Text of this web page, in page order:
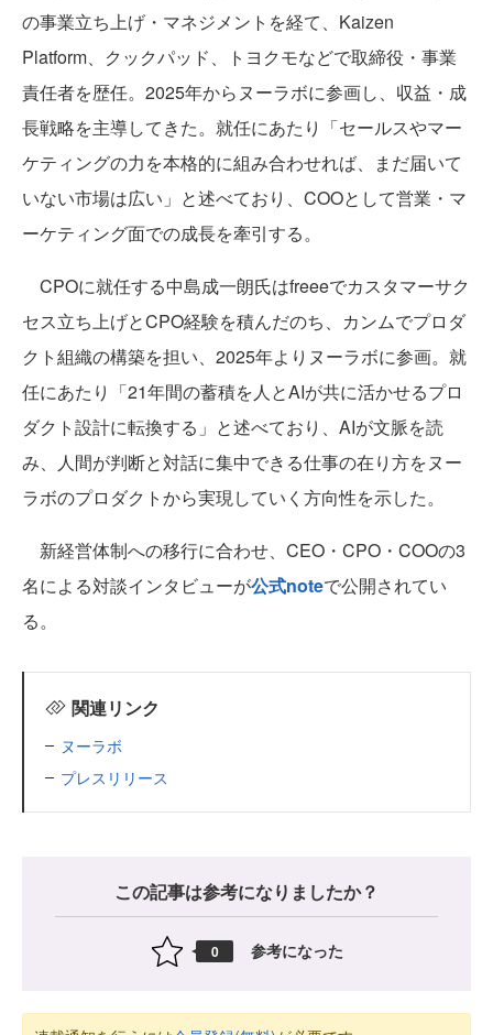
の事業立ち上げ・マネジメントを経て、Kaizen
Platform、クックパッド、トヨクモなどで取締役・事業
責任者を歴任。2025年からヌーラボに参画し、収益・成
長戦略を主導してきた。就任にあたり「セールスやマー
ケティングの力を本格的に組み合わせれば、まだ届いて
いない市場は広い」と述べており、COOとして営業・マ
ーケティング面での成長を牽引する。
CPOに就任する中島成一朗氏はfreeeでカスタマーサク
セス立ち上げとCPO経験を積んだのち、カンムでプロダ
クト組織の構築を担い、2025年よりヌーラボに参画。就
任にあたり「21年間の蓄積を人とAIが共に活かせるプロ
ダクト設計に転換する」と述べており、AIが文脈を読
み、人間が判断と対話に集中できる仕事の在り方をヌー
ラボのプロダクトから実現していく方向性を示した。
新経営体制への移行に合わせ、CEO・CPO・COOの3
名による対談インタビューが公式noteで公開されてい
る。
関連リンク
ヌーラボ
プレスリリース
この記事は参考になりましたか？
0 参考になった